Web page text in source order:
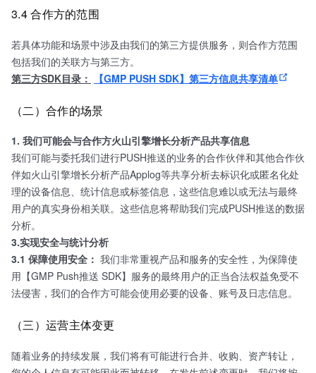
3.4 合作方的范围
若具体功能和场景中涉及由我们的第三方提供服务，则合作方范围
包括我们的关联方与第三方。
第三方SDK目录：
【GMP PUSH SDK】第三方信息共享清单
（二）合作的场景
1. 我们可能会与合作方火山引擎增长分析产品共享信息
我们可能与委托我们进行PUSH推送的业务的合作伙伴和其他合作伙
伴如火山引擎增长分析产品Applog等共享分析去标识化或匿名化处
理的设备信息、统计信息或标签信息，这些信息难以或无法与最终
用户的真实身份相关联。这些信息将帮助我们完成PUSH推送的数据
分析。
3.实现安全与统计分析
3.1 保障使用安全： 我们非常重视产品和服务的安全性，为保障使
用【GMP Push推送 SDK】服务的最终用户的正当合法权益免受不
法侵害，我们的合作方可能会使用必要的设备、账号及日志信息。
（三）运营主体变更
随着业务的持续发展，我们将有可能进行合并、收购、资产转让，